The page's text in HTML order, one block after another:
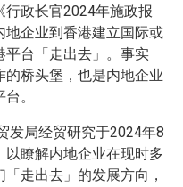
政长官2024年施政报
企业到香港建立国际或
平台「走出去」。事实
桥头堡，也是内地企业
。
发局经贸研究于2024年8
以瞭解内地企业在现时多
走出去」的发展方向，